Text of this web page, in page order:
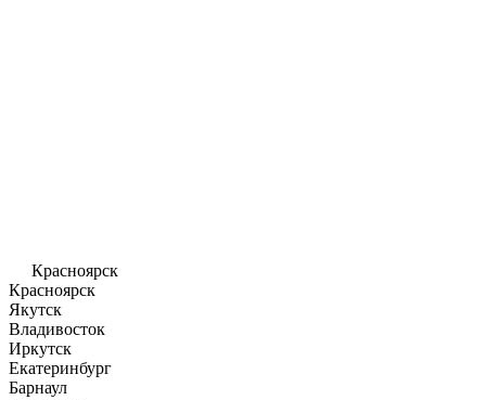
Красноярск
Красноярск
Якутск
Владивосток
Иркутск
Екатеринбург
Барнаул